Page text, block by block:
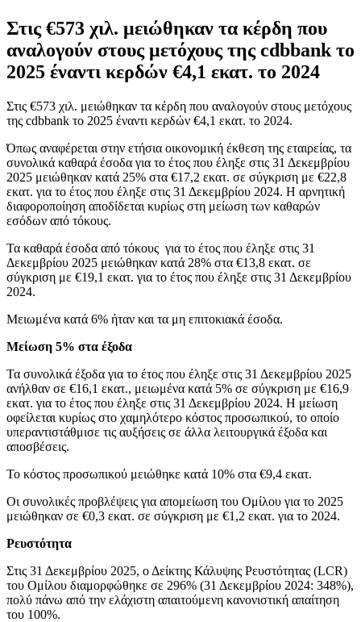
Στις €573 χιλ. μειώθηκαν τα κέρδη που
αναλογούν στους μετόχους της cdbbank το
2025 έναντι κερδών €4,1 εκατ. το 2024
Στις €573 χιλ. μειώθηκαν τα κέρδη που αναλογούν στους μετόχους
της cdbbank το 2025 έναντι κερδών €4,1 εκατ. το 2024.
Όπως αναφέρεται στην ετήσια οικονομική έκθεση της εταιρείας, τα
συνολικά καθαρά έσοδα για το έτος που έληξε στις 31 Δεκεμβρίου
2025 μειώθηκαν κατά 25% στα €17,2 εκατ. σε σύγκριση με €22,8
εκατ. για το έτος που έληξε στις 31 Δεκεμβρίου 2024. Η αρνητική
διαφοροποίηση αποδίδεται κυρίως στη μείωση των καθαρών
εσόδων από τόκους.
Τα καθαρά έσοδα από τόκους για το έτος που έληξε στις 31
Δεκεμβρίου 2025 μειώθηκαν κατά 28% στα €13,8 εκατ. σε
σύγκριση με €19,1 εκατ. για το έτος που έληξε στις 31 Δεκεμβρίου
2024.
Μειωμένα κατά 6% ήταν και τα μη επιτοκιακά έσοδα.
Μείωση 5% στα έξοδα
Τα συνολικά έξοδα για το έτος που έληξε στις 31 Δεκεμβρίου 2025
ανήλθαν σε €16,1 εκατ., μειωμένα κατά 5% σε σύγκριση με €16,9
εκατ. για το έτος που έληξε στις 31 Δεκεμβρίου 2024. Η μείωση
οφείλεται κυρίως στο χαμηλότερο κόστος προσωπικού, το οποίο
υπεραντιστάθμισε τις αυξήσεις σε άλλα λειτουργικά έξοδα και
αποσβέσεις.
Το κόστος προσωπικού μειώθηκε κατά 10% στα €9,4 εκατ.
Οι συνολικές προβλέψεις για απομείωση του Ομίλου για το 2025
μειώθηκαν σε €0,3 εκατ. σε σύγκριση με €1,2 εκατ. για το 2024.
Ρευστότητα
Στις 31 Δεκεμβρίου 2025, ο Δείκτης Κάλυψης Ρευστότητας (LCR)
του Ομίλου διαμορφώθηκε σε 296% (31 Δεκεμβρίου 2024: 348%),
πολύ πάνω από την ελάχιστη απαιτούμενη κανονιστική απαίτηση
του 100%.